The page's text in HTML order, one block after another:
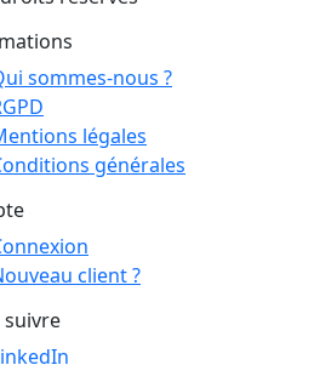
sommes-nous ?
légales
générales
client ?
suivre